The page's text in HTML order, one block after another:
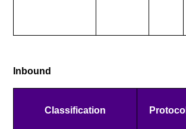
Inbound
Classification Protocol